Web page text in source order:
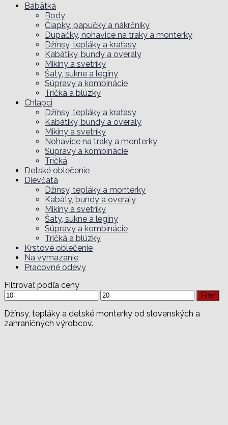
Bábätká
Body
Čiapky, papučky a nákrčníky
Dupačky, nohavice na traky a monterky
Džínsy, tepláky a kraťasy
Kabátiky, bundy a overaly
Mikiny a svetríky
Šaty, sukne a legíny
Súpravy a kombinácie
Tričká a blúzky
Chlapci
Džínsy, tepláky a kraťasy
Kabátiky, bundy a overaly
Mikiny a svetríky
Nohavice na traky a monterky
Súpravy a kombinácie
Tričká
Detské oblečenie
Dievčatá
Džínsy, tepláky a monterky
Kabáty, bundy a overaly
Mikiny a svetríky
Šaty, sukne a legíny
Súpravy a kombinácie
Tričká a blúzky
Krstové oblečenie
Na vymazanie
Pracovné odevy
Filtrovať podľa ceny
Minimálna
cena
Maximálna
cena
Filter
Džínsy, tepláky a detské monterky od slovenských a
zahraničných výrobcov.